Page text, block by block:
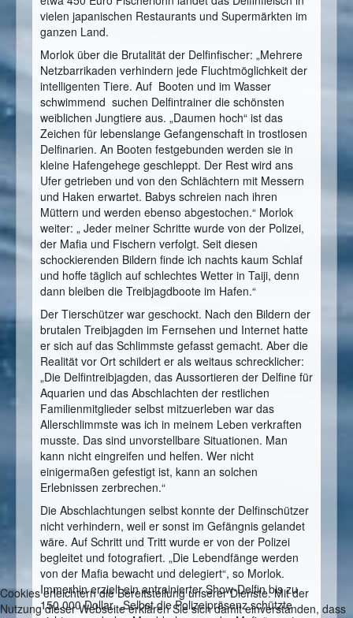
vielen japanischen Restaurants und Supermärkten im
ganzen Land.
Morlok über die Brutalität der Delfinfischer: „Mehrere
Netzbarrikaden verhindern jede Fluchtmöglichkeit der
intelligenten Tiere. Auf Booten und im Wasser
schwimmend suchen Delfintrainer die schönsten
weiblichen Jungtiere aus. „Daumen hoch“ ist das
Zeichen für lebenslange Gefangenschaft in trostlosen
Delfinarien. An Booten festgebunden werden sie in
kleine Hafengehege geschleppt. Der Rest wird ans
Ufer getrieben und von den Schlächtern mit Messern
und Haken erwartet. Babys schreien nach ihren
Müttern und werden ebenso abgestochen.“ Morlok
weiter: „ Jeder meiner Schritte wurde von der Polizei,
der Mafia und Fischern verfolgt. Seit diesen
schockierenden Bildern finde ich nachts kaum Schlaf
und hoffe täglich auf schlechtes Wetter in Taiji, denn
dann bleiben die Treibjagdboote im Hafen.“
Der Tierschützer war geschockt. Nach den Bildern der
brutalen Treibjagden im Fernsehen und Internet hatte
er sich auf das Schlimmste gefasst gemacht. Aber die
Realität vor Ort schildert er als weitaus schrecklicher:
„Die Delfintreibjagden, das Aussortieren der Delfine für
Aquarien und das Abschlachten der restlichen
Familienmitglieder selbst mitzuerleben war das
Allerschlimmste was ich in meinem Leben verkraften
musste. Das sind unvorstellbare Situationen. Man
kann nicht eingreifen und helfen. Wer nicht
einigermaßen gefestigt ist, kann an solchen
Erlebnissen zerbrechen.“
Die Abschlachtungen selbst konnte der Delfinschützer
nicht verhindern, weil er sonst im Gefängnis gelandet
wäre. Auf Schritt und Tritt wurde er von der Polizei
begleitet und fotografiert. „Die Lebendfänge werden
von der Mafia bewacht und delegiert“, so Morlok.
Immerhin erzielt ein antrainierter Show-Delfin bis zu
150.000 Dollar. „Selbst die Polizeipräsenz schützte
Cookies erleichtern die Bereitstellung unserer Dienste. Mit der
Nutzung dieser Webseite erklären Sie sich damit einverstanden, dass